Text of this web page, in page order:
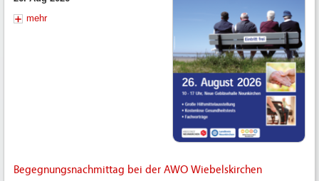
mehr
Begegnungsnachmittag bei der AWO Wiebelskirchen